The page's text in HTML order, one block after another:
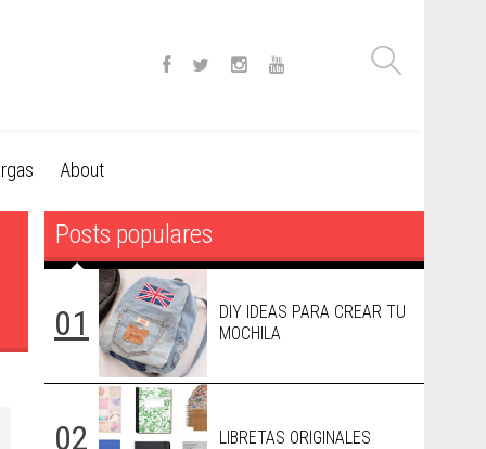
About
Posts populares
DIY IDEAS PARA CREAR TU
MOCHILA
LIBRETAS ORIGINALES